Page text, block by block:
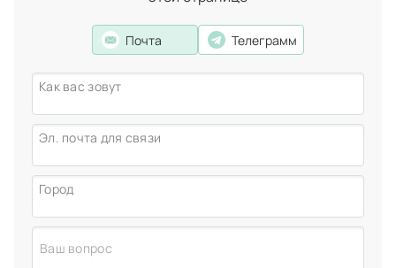
проверенным стоматологам. Вести здоровый образ
Пастьян Андрей Альбертович
хирург-имплантолог,стоматолог-хирург
Почта Телеграмм
Как вас зовут
Эл. почта для связи
Город